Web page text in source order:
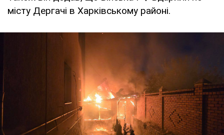
місту Дергачі в Харківському районі.